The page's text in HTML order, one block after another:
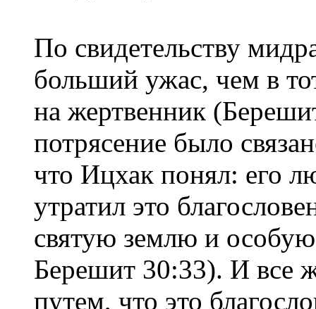
По свидетельству
больший ужас, чем в
на жертвенник
потрясение было
что Ицхак понял: его
утратил это
святую землю и
Берешит 30:33). И все
путем, что это